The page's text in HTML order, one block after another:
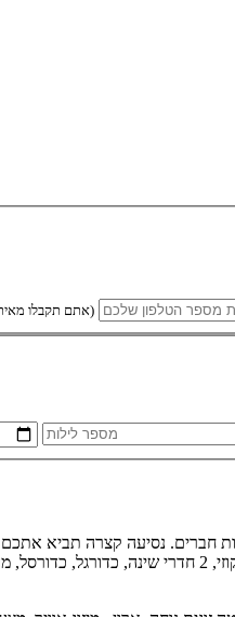
אתם תקבלו מאיתנו(לזמן מוגבל בלבד)
חברים. נסיעה קצרה תביא אתכם